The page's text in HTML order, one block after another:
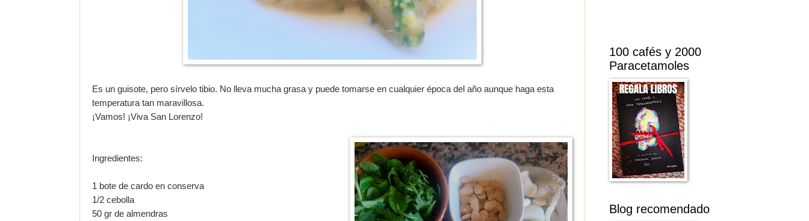
Es un guisote, pero sírvelo tibio. No lleva mucha grasa y puede tomarse en cualquier época del año aunque haga esta
temperatura tan maravillosa.
¡Vamos! ¡Viva San Lorenzo!
Ingredientes:
1 bote de cardo en conserva
1/2 cebolla
50 gr de almendras
100 cafés y 2000
Paracetamoles
Blog recomendado